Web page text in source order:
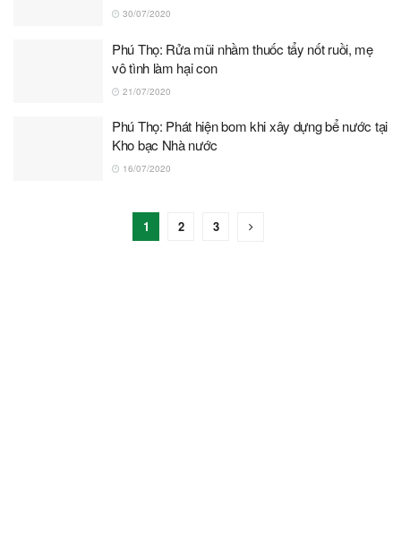
30/07/2020
Phú Thọ: Rửa mũi nhầm thuốc tẩy nốt ruồi, mẹ
vô tình làm hại con
21/07/2020
Phú Thọ: Phát hiện bom khi xây dựng bể nước tại
Kho bạc Nhà nước
16/07/2020
1 2 3